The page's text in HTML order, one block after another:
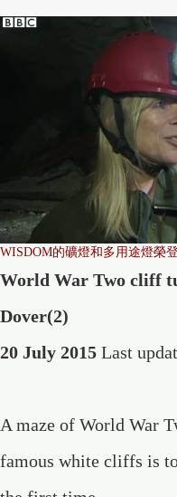
WISDOM的礦燈和多用途燈榮
World War Two cliff
Dover(2)
20 July 2015 Last
A maze of World War
famous white cliffs is